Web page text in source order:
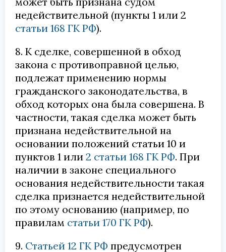
недействительной (пункты 1 или 2
статьи 168 ГК РФ).
8. К сделке, совершенной в обход
закона с противоправной целью,
подлежат применению нормы
гражданского законодательства, в
обход которых она была совершена. В
частности, такая сделка может быть
признана недействительной на
основании положений статьи 10 и
пунктов 1 или 2 статьи 168 ГК РФ. При
наличии в законе специального
основания недействительности такая
сделка признается недействительной
по этому основанию (например, по
правилам статьи 170 ГК РФ).
9. Статьей 12 ГК РФ предусмотрен